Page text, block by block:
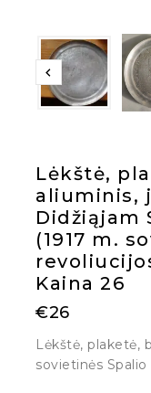
Lėkštė,
aliuminis,
Didžiąjam
(1917 m.
Kaina 26
€26
Lėkštė, plaketė,
sovietinės